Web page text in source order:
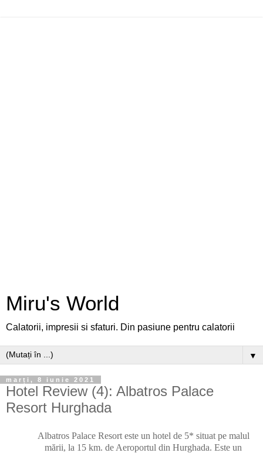
Miru's World
Calatorii, impresii si sfaturi. Din pasiune pentru calatorii
▼
marți, 8 iunie 2021
Hotel Review (4): Albatros Palace
Resort Hurghada
Albatros Palace Resort este un hotel de 5* situat pe malul
mării, la 15 km. de Aeroportul din Hurghada. Este un